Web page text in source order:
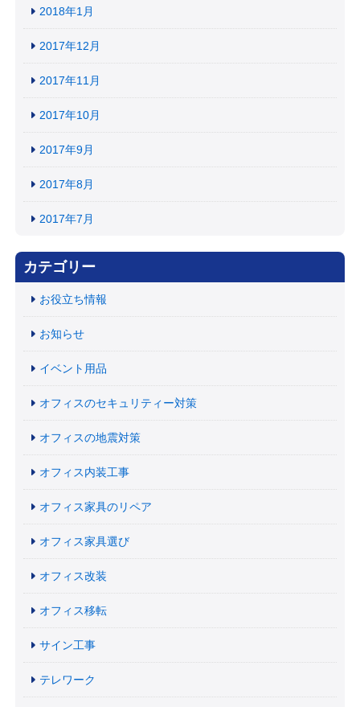
2018年1月
2017年12月
2017年11月
2017年10月
2017年9月
2017年8月
2017年7月
カテゴリー
お役立ち情報
お知らせ
イベント用品
オフィスのセキュリティー対策
オフィスの地震対策
オフィス内装工事
オフィス家具のリペア
オフィス家具選び
オフィス改装
オフィス移転
サイン工事
テレワーク